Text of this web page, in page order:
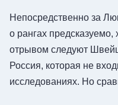
Непосредственно за
о рангах
отрывом следуют
Россия, которая не
исследованиях. Но